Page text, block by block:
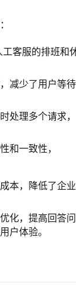
客服的排班和
减少了用户等待
处理多个请求，
和一致性，
本，降低了企业
化，提高回答问
户体验。